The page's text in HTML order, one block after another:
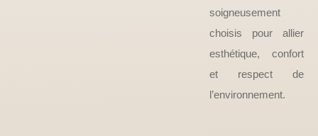
soigneusement
choisis pour allier
esthétique, confort
et respect de
l’environnement.